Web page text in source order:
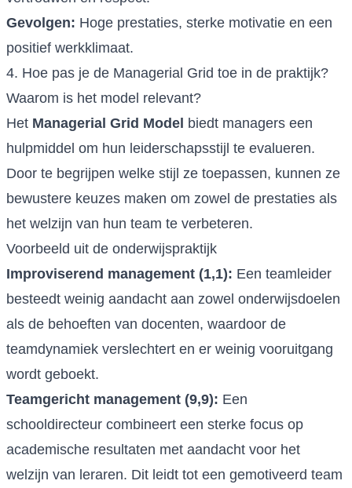
Gevolgen: Hoge prestaties, sterke motivatie en een
positief werkklimaat.
4. Hoe pas je de Managerial Grid toe in de praktijk?
Waarom is het model relevant?
Het Managerial Grid Model biedt managers een
hulpmiddel om hun leiderschapsstijl te evalueren.
Door te begrijpen welke stijl ze toepassen, kunnen ze
bewustere keuzes maken om zowel de prestaties als
het welzijn van hun team te verbeteren.
Voorbeeld uit de onderwijspraktijk
Improviserend management (1,1): Een teamleider
besteedt weinig aandacht aan zowel onderwijsdoelen
als de behoeften van docenten, waardoor de
teamdynamiek verslechtert en er weinig vooruitgang
wordt geboekt.
Teamgericht management (9,9): Een
schooldirecteur combineert een sterke focus op
academische resultaten met aandacht voor het
welzijn van leraren. Dit leidt tot een gemotiveerd team